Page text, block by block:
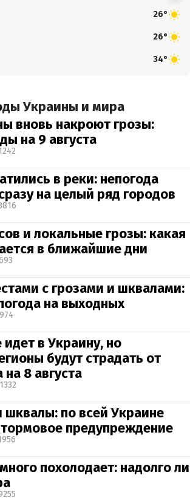
26°
26°
34°
Украины и мира
вновь накроют грозы:
на 9 августа
в реки: непогода
на целый ряд городов
и локальные грозы: какая
в ближайшие дни
с грозами и шквалами:
на выходных
974
в Украину, но
будут страдать от
8 августа
1332
шквалы: по всей Украине
предупреждение
похолодает: надолго ли